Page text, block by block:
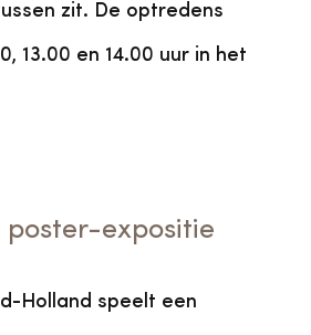
zit. De optredens
13.00 en 14.00 uur in het
poster-expositie
Holland speelt een